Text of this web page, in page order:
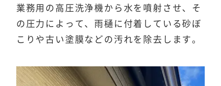
業務用の高圧洗浄機から水を噴射させ、そ
の圧力によって、雨樋に付着している砂ぼ
こりや古い塗膜などの汚れを除去します。